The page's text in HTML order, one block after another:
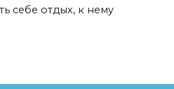
себе отдых, к нему